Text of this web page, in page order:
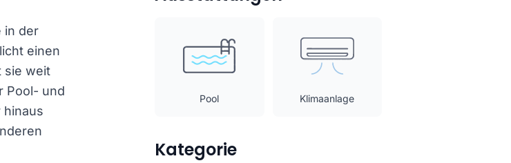
in der
einen
sie weit
Pool- und
hinaus
Pool Klimaanlage
Kategorie